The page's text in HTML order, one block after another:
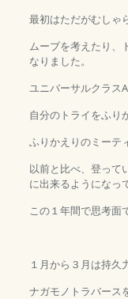
最初はただがむしゃ
ムーブを考えたり、
なりました。
ユニバーサルクラス
自分のトライをふり
ふりかえりのミーテ
以前と比べ、登って
に出来るようになっ
この１年間で思考面
１月から３月は持久
ナガモノトラバース